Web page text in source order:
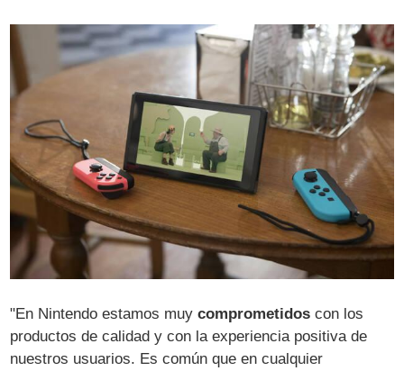
"En Nintendo estamos muycomprometidos con los
productos de calidad y con la experiencia positiva de
nuestros usuarios. Es común que en cualquier